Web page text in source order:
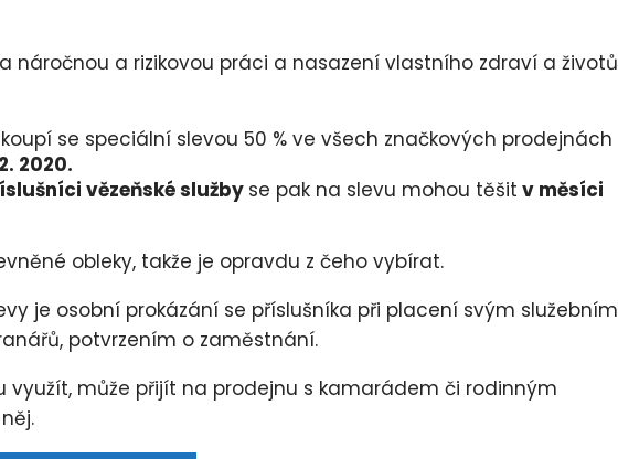
náročnou a rizikovou práci a nasazení vlastního zdraví a životů
se speciální slevou 50 % ve všech značkových prodejnách
2020.
vězeňské služby se pak na slevu mohou těšit v měsíci
obleky, takže je opravdu z čeho vybírat.
je osobní prokázání se příslušníka při placení svým služebním
potvrzením o zaměstnání.
využít, může přijít na prodejnu s kamarádem či rodinným